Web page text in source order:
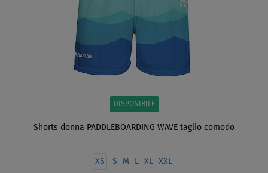
DISPONIBILE
Shorts donna PADDLEBOARDING WAVE taglio comodo
XS S M L XL XXL